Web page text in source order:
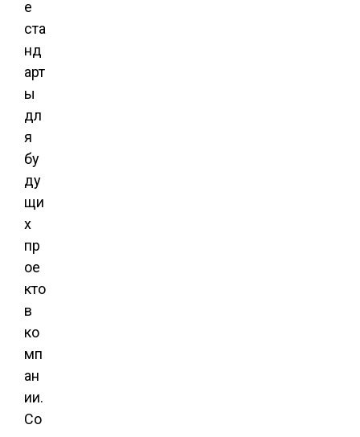
е
ста
нд
арт
ы
дл
я
бу
ду
щи
х
пр
ое
кто
в
ко
мп
ан
ии.
Со